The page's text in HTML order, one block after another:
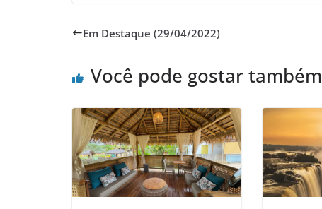
Em Destaque (29/04/2022)
Você pode gostar também